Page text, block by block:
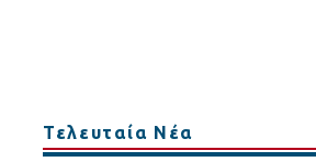
Τελευταία Νέα